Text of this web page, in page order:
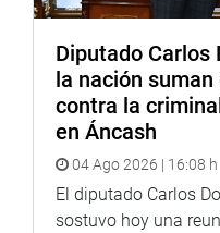
Diputado Carlos
la nación
contra la
en Áncash
04 Ago 2026 | 16:08 h
El diputado Carlos
sostuvo hoy una